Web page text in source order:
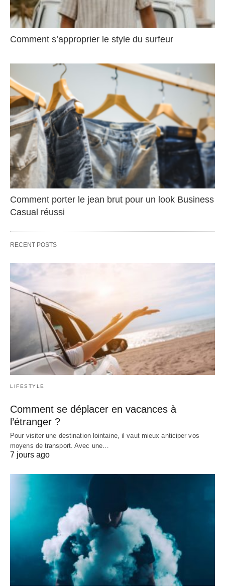
Comment s’approprier le style du surfeur
Comment porter le jean brut pour un look Business
Casual réussi
RECENT POSTS
LIFESTYLE
Comment se déplacer en vacances à
l’étranger ?
Pour visiter une destination lointaine, il vaut mieux anticiper vos
moyens de transport. Avec une…
7 jours ago